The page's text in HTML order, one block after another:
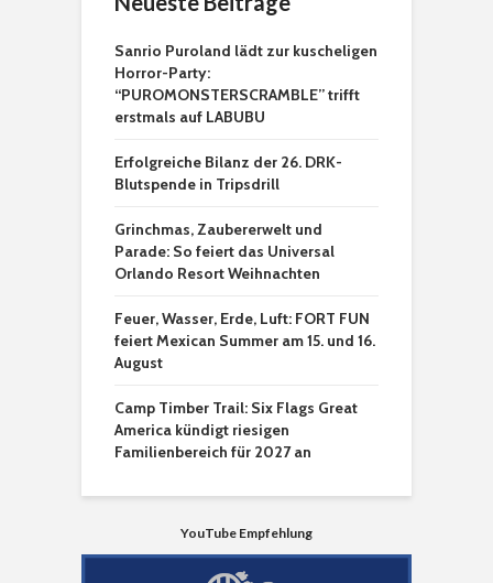
Sanrio Puroland lädt zur kuscheligen
Horror-Party:
“PUROMONSTERSCRAMBLE” trifft
erstmals auf LABUBU
Erfolgreiche Bilanz der 26. DRK-
Blutspende in Tripsdrill
Grinchmas, Zaubererwelt und
Parade: So feiert das Universal
Orlando Resort Weihnachten
Feuer, Wasser, Erde, Luft: FORT FUN
feiert Mexican Summer am 15. und 16.
August
Camp Timber Trail: Six Flags Great
America kündigt riesigen
Familienbereich für 2027 an
YouTube Empfehlung